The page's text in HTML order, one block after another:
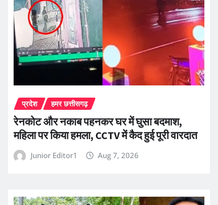
प्रदेश हमर छत्तीसगढ़
रेनकोट और नकाब पहनकर घर में घुसा बदमाश,
महिला पर किया हमला, CCTV में कैद हुई पूरी वारदात
Junior Editor1 Aug 7, 2026